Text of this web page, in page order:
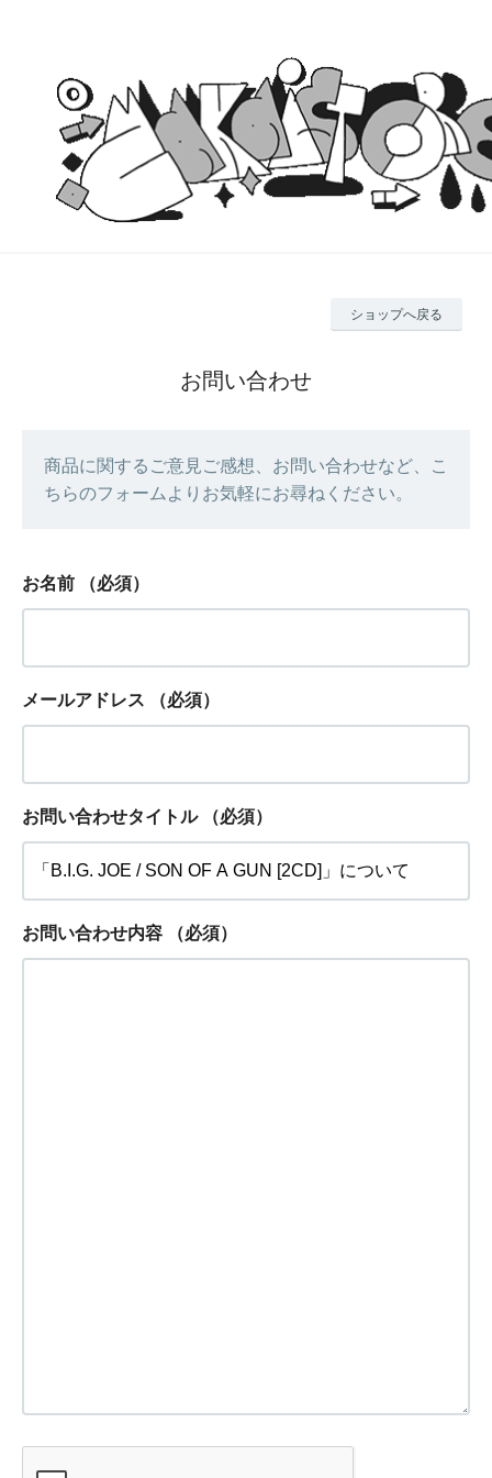
ショップへ戻る
お問い合わせ
商品に関するご意見ご感想、お問い合わせなど、こ
ちらのフォームよりお気軽にお尋ねください。
お名前 （必須）
メールアドレス （必須）
お問い合わせタイトル （必須）
お問い合わせ内容 （必須）